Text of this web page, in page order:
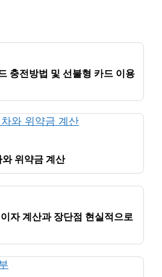
충전방법 및 선불형 카드 이용
위약금 계산
자 계산과 장단점 현실적으로